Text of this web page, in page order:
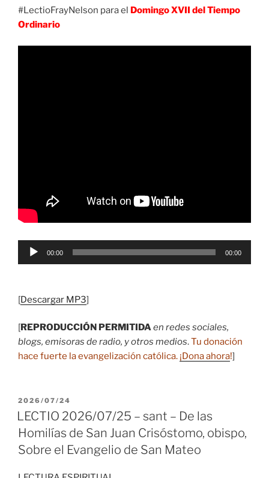
#LectioFrayNelson para el Domingo XVII del Tiempo
Ordinario
Reproductor
00:00 00:00
[Descargar MP3]
[REPRODUCCIÓN PERMITIDAen redes sociales,
blogs, emisoras de radio, y otros medios.Tu donación
hace fuerte la evangelización católica. ¡Dona ahora!]
PUBLICADO
EL
2026/07/24
LECTIO 2026/07/25 – sant – De las
Homilías de San Juan Crisóstomo, obispo,
Sobre el Evangelio de San Mateo